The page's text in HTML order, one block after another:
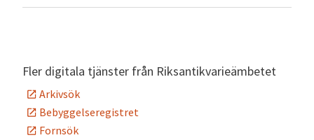
Fler digitala tjänster från Riksantikvarieämbetet
Arkivsök
Bebyggelseregistret
Fornsök